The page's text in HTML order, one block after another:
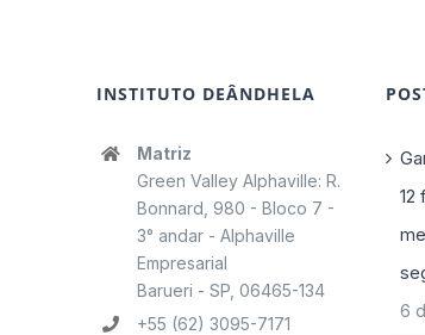
INSTITUTO DEÂNDHELA
Matriz
Green Valley Alphaville: R.
Bonnard, 980 - Bloco 7 -
3° andar - Alphaville
Empresarial
Barueri - SP, 06465-134
+55 (62) 3095-7171
12
6